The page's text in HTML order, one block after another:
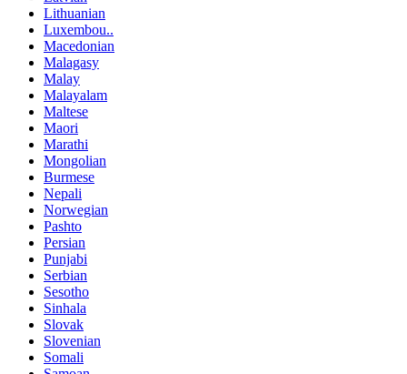
Lithuanian
Luxembou..
Macedonian
Malagasy
Malay
Malayalam
Maltese
Maori
Marathi
Mongolian
Burmese
Nepali
Norwegian
Pashto
Persian
Punjabi
Serbian
Sesotho
Sinhala
Slovak
Slovenian
Somali